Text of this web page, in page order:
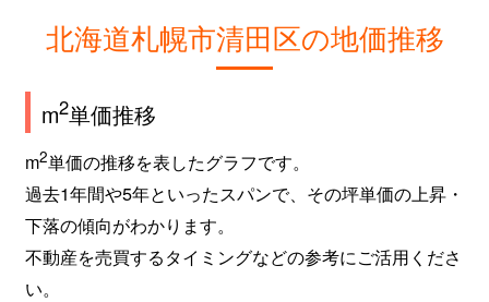
北海道札幌市清田区の地価推移
m2単価推移
m2単価の推移を表したグラフです。
過去1年間や5年といったスパンで、その坪単価の上昇・
下落の傾向がわかります。
不動産を売買するタイミングなどの参考にご活用くださ
い。